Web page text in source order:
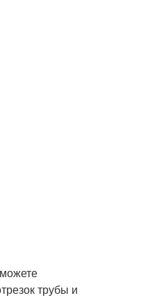
трубы и